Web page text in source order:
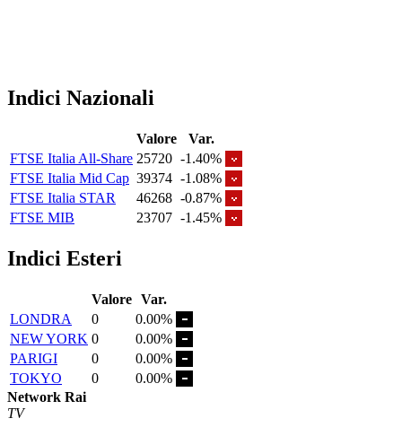
Indici Nazionali
Valore
Var.
FTSE Italia All-Share 25720 -1.40%
FTSE Italia Mid Cap 39374 -1.08%
FTSE Italia STAR
46268 -0.87%
FTSE MIB
23707 -1.45%
Indici Esteri
Valore Var.
LONDRA
0
0.00%
NEW YORK 0
0.00%
PARIGI
0
0.00%
TOKYO
0
0.00%
Network Rai
TV